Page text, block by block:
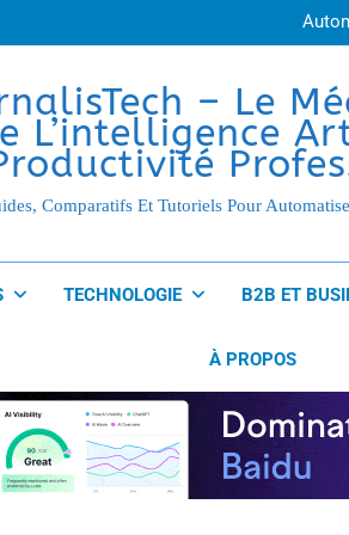
Agent
Agent
Créer un
– Le
L’intelligence
Comparatifs Et Tutoriels Pour
TECHNOLOGIE B2B ET
À PROPOS